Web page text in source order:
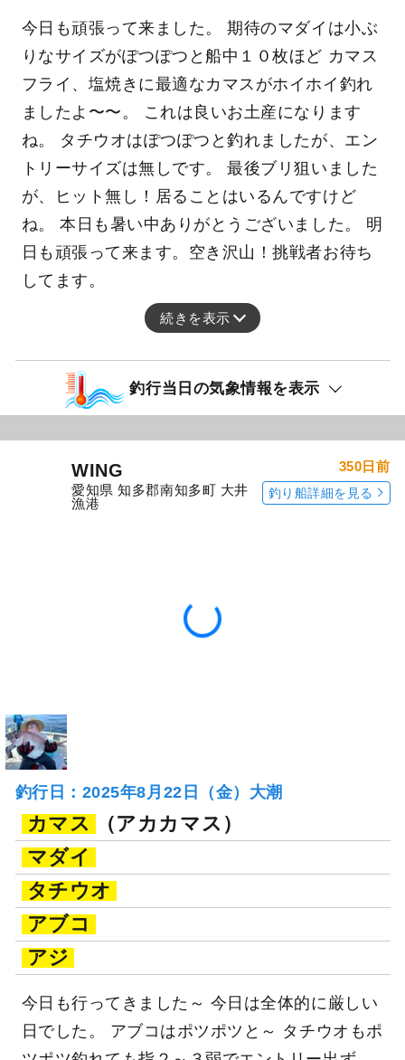
マダイ
今日も頑張って来ました。 期待のマダイは小ぶ
りなサイズがぽつぽつと船中１０枚ほど カマス
フライ、塩焼きに最適なカマスがホイホイ釣れ
ましたよ〜〜。 これは良いお土産になります
ね。 タチウオはぽつぽつと釣れましたが、エン
トリーサイズは無しです。 最後ブリ狙いました
が、ヒット無し！居ることはいるんですけど
ね。 本日も暑い中ありがとうございました。 明
日も頑張って来ます。空き沢山！挑戦者お待ち
続きを表示
WING 350日前
釣行日：2025年8月22日（金）大潮
カマス （アカカマス）
マダイ
タチウオ
アブコ
アジ
今日も行ってきました～ 今日は全体的に厳しい